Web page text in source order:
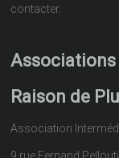
contacter.
Associations
Raison de
Association